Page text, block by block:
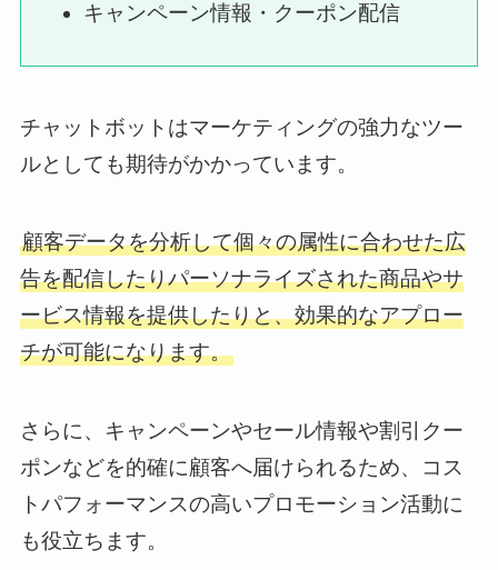
キャンペーン情報・クーポン配信
チャットボットはマーケティングの強力なツー
ルとしても期待がかかっています。
顧客データを分析して個々の属性に合わせた広
告を配信したりパーソナライズされた商品やサ
ービス情報を提供したりと、効果的なアプロー
チが可能になります。
さらに、キャンペーンやセール情報や割引クー
ポンなどを的確に顧客へ届けられるため、コス
トパフォーマンスの高いプロモーション活動に
も役立ちます。